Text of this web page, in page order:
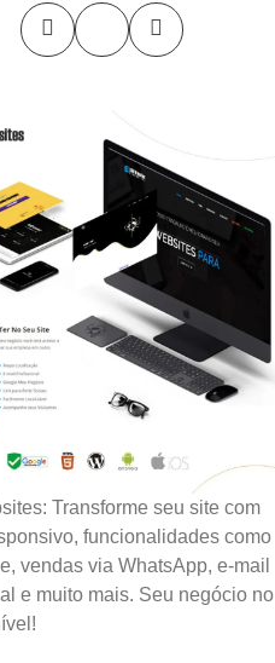
Transforme seu site com
funcionalidades como
vendas via WhatsApp, e-mail
e muito mais. Seu negócio no